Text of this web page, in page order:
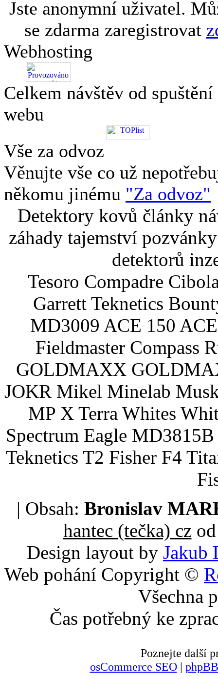
Jste anonymní uživatel.
se zdarma zaregistrovat
Webhosting
Celkem návštěv od spuštění
webu
Vše za odvoz
Věnujte vše co už
někomu jinému "Za odvoz"
Detektory kovů články
záhady tajemství
detektorů
Tesoro Compadre
Garrett Teknetics
MD3009 ACE 150
Fieldmaster Compass
GOLDMAXX
JOKR Mikel Minelab
MP X Terra Whites
Spectrum Eagle
Teknetics T2 Fisher F4
| Obsah: Bronislav
hantec (tečka) czod
Design layout by Jakub
Web pohání Copyright ©
Všechna
Čas potřebný ke
Poznejte další
osCommerce SEO|